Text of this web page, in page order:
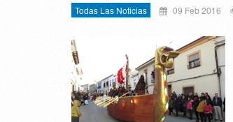
Todas Las Noticias 09 Feb 2016